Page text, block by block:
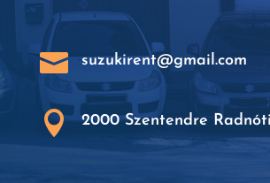
 suzukirent@gmail.com
 2000 Szentendre